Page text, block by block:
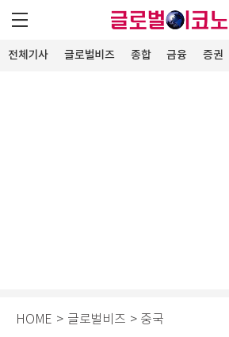
전체기사 글로벌비즈 종합 금융 증권
HOME > 글로벌비즈 > 중국